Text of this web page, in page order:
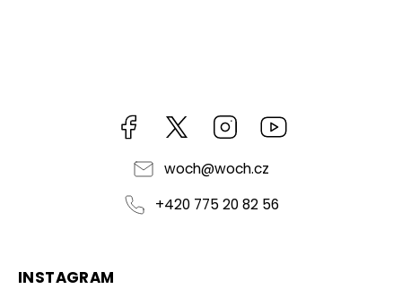
Facebook https://twitter.com/worldofchilli
Instagram
woch@woch.cz
+420 775 20 82 56
INSTAGRAM